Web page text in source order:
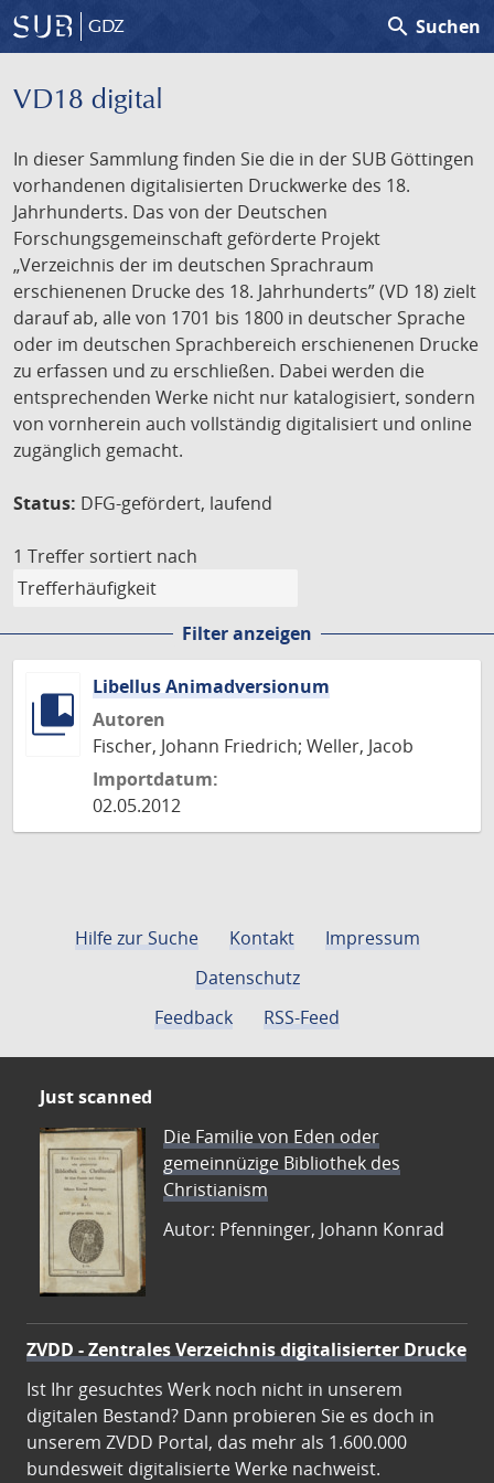
GDZ search Suchen
VD18 digital
In dieser Sammlung finden Sie die in der SUB Göttingen
vorhandenen digitalisierten Druckwerke des 18.
Jahrhunderts. Das von der Deutschen
Forschungsgemeinschaft geförderte Projekt
„Verzeichnis der im deutschen Sprachraum
erschienenen Drucke des 18. Jahrhunderts” (VD 18) zielt
darauf ab, alle von 1701 bis 1800 in deutscher Sprache
oder im deutschen Sprachbereich erschienenen Drucke
zu erfassen und zu erschließen. Dabei werden die
entsprechenden Werke nicht nur katalogisiert, sondern
von vornherein auch vollständig digitalisiert und online
zugänglich gemacht.
Status: DFG-gefördert, laufend
1 Treffer sortiert nach
Filter anzeigen
Libellus Animadversionum
Autoren
Fischer, Johann Friedrich; Weller, Jacob
Importdatum:
02.05.2012
Hilfe zur Suche Kontakt
Impressum
Datenschutz
Feedback
RSS-Feed
Just scanned
Die Familie von Eden oder
gemeinnüzige Bibliothek des
Christianism
Autor: Pfenninger, Johann Konrad
ZVDD - Zentrales Verzeichnis digitalisierter Drucke
Ist Ihr gesuchtes Werk noch nicht in unserem
digitalen Bestand? Dann probieren Sie es doch in
unserem ZVDD Portal, das mehr als 1.600.000
bundesweit digitalisierte Werke nachweist.